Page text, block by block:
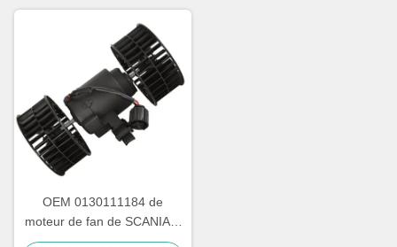
OEM 0130111184 de
moteur de fan de SCANIA 4
Serie de turbine du camion